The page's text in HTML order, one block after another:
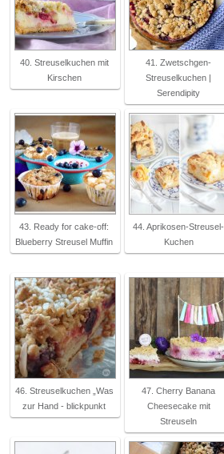
40. Streuselkuchen mit
Kirschen
41. Zwetschgen-
Streuselkuchen |
Serendipity
43. Ready for cake-off:
Blueberry Streusel Muffin
44. Aprikosen-Streusel-
Kuchen
46. Streuselkuchen „Was
zur Hand - blickpunkt
47. Cherry Banana
Cheesecake mit
Streuseln